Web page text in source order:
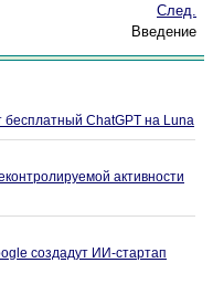
След.
Введение
бесплатный ChatGPT на Luna
активности
создадут ИИ-стартап